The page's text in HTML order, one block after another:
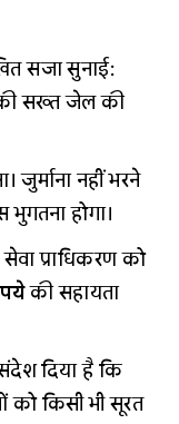
सजा सुनाई:
की सख्त जेल की
जुर्माना नहीं भरने
भुगतना होगा।
प्राधिकरण को
की सहायता
दिया है कि
को किसी भी सूरत